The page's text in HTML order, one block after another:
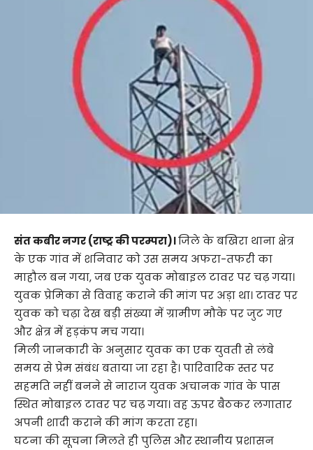
संत कबीर नगर (राष्ट्र की परम्परा)।जिले के बखिरा थाना क्षेत्र
के एक गांव में शनिवार को उस समय अफरा-तफरी का
माहौल बन गया, जब एक युवक मोबाइल टावर पर चढ़ गया।
युवक प्रेमिका से विवाह कराने की मांग पर अड़ा था। टावर पर
युवक को चढ़ा देख बड़ी संख्या में ग्रामीण मौके पर जुट गए
और क्षेत्र में हड़कंप मच गया।
मिली जानकारी के अनुसार युवक का एक युवती से लंबे
समय से प्रेम संबंध बताया जा रहा है। पारिवारिक स्तर पर
सहमति नहीं बनने से नाराज युवक अचानक गांव के पास
स्थित मोबाइल टावर पर चढ़ गया। वह ऊपर बैठकर लगातार
अपनी शादी कराने की मांग करता रहा।
घटना की सूचना मिलते ही पुलिस और स्थानीय प्रशासन